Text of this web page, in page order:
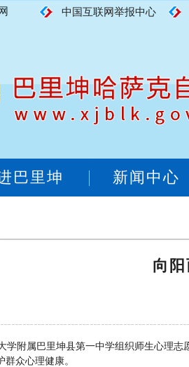
中国互联网举报中心
巴里坤 新闻中心
向
学附属巴里坤县第一中学组织师生心理
众心理健康。